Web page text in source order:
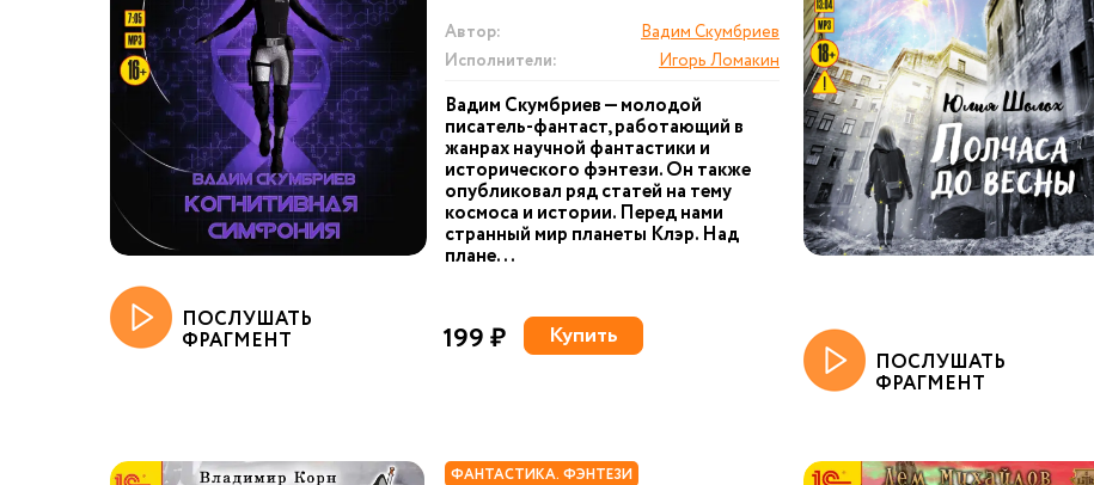
Автор:
Вадим Скумбриев
Исполнители:
Игорь Ломакин
Вадим Скумбриев — молодой
писатель-фантаст, работающий в
жанрах научной фантастики и
исторического фэнтези. Он также
опубликовал ряд статей на тему
космоса и истории. Перед нами
странный мир планеты Клэр. Над
плане...
ПОСЛУШАТЬ
ФРАГМЕНТ 199 ₽ Купить
ПОСЛУШАТЬ
ФРАГМЕНТ
ФАНТАСТИКА. ФЭНТЕЗИ